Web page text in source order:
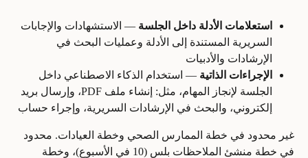
استعلامات الأدلة داخل الجلسة — الاستشهادات والإجابات
السريرية المستندة إلى الأدلة وعمليات البحث في
الإرشادات والأدبيات
الإجراءات الذاتية — استخدام الذكاء الاصطناعي داخل
الجلسة لإنجاز المهام، مثل: إنشاء ملف PDF، وإرسال بريد
إلكتروني، والبحث في الإرشادات السريرية، وإجراء حساب
غير محدود في خطة الممارس الصحي وخطة العيادات. محدود
في خطة منشئ الملاحظات بلس (10 في الأسبوع)، وخطة